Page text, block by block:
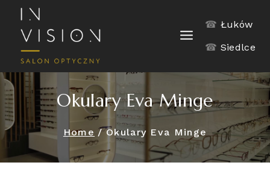
☎ Łuków
☎ Siedlce
Okulary Eva Minge
Home / Okulary Eva Minge